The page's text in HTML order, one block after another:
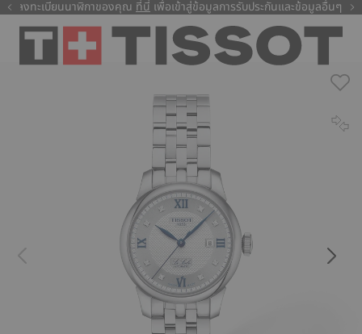
ลงทะเบียนนาฬิกาของคุณ ที่นี่ เพื่อเข้าสู่ข้อมูลการรับประกันและข้อมูลอื่นๆ
ที่นี่